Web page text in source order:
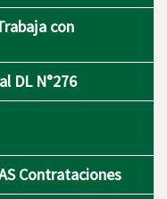
con
DL N°276
Contrataciones